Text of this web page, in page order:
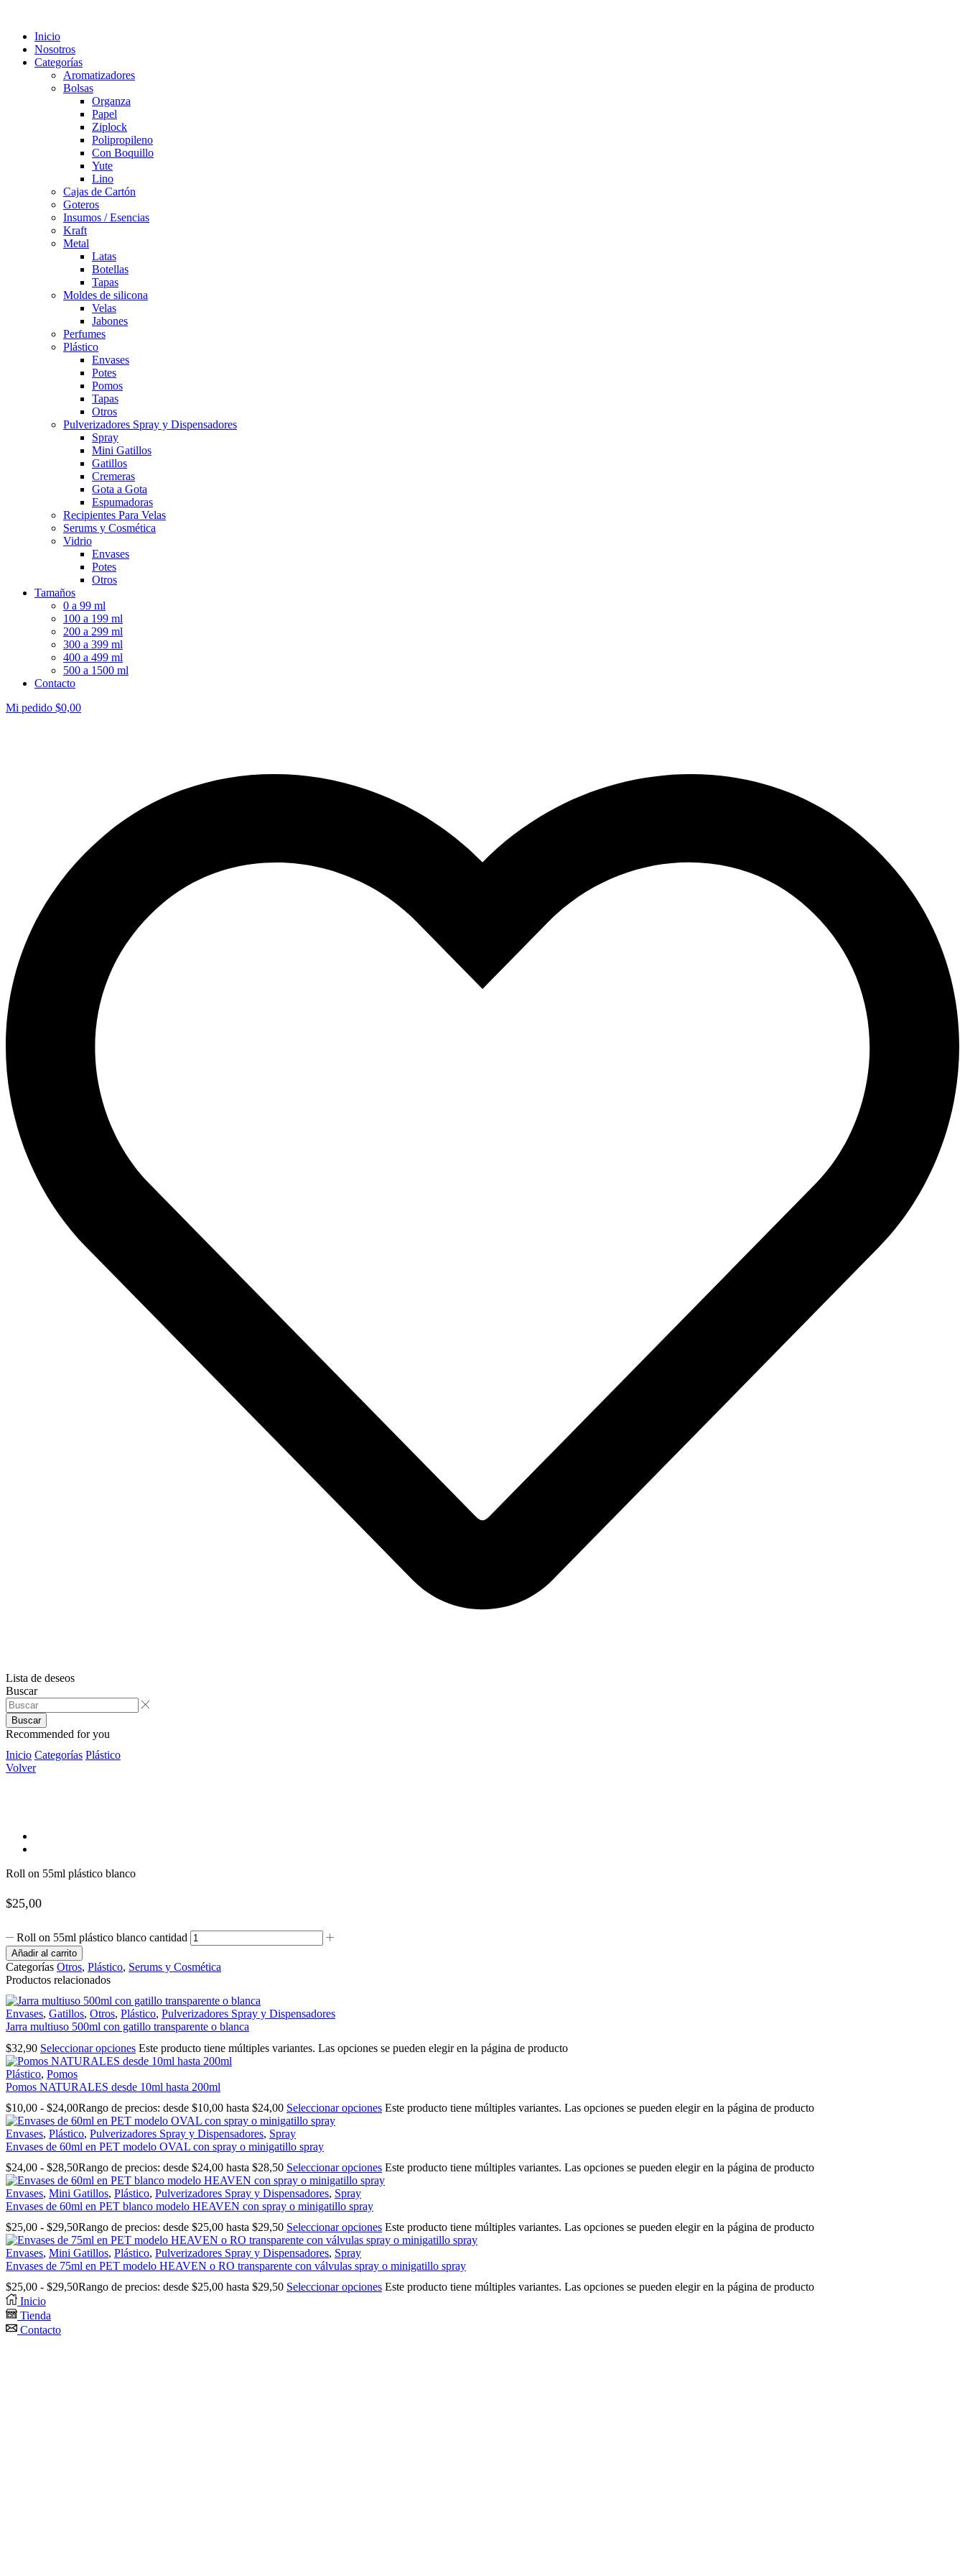
Inicio
Nosotros
Categorías
Aromatizadores
Bolsas
Organza
Papel
Ziplock
Polipropileno
Con Boquillo
Yute
Lino
Cajas de Cartón
Goteros
Insumos / Esencias
Kraft
Metal
Latas
Botellas
Tapas
Moldes de silicona
Velas
Jabones
Perfumes
Plástico
Envases
Potes
Pomos
Tapas
Otros
Pulverizadores Spray y Dispensadores
Spray
Mini Gatillos
Gatillos
Cremeras
Gota a Gota
Espumadoras
Recipientes Para Velas
Serums y Cosmética
Vidrio
Envases
Potes
Otros
Tamaños
0 a 99 ml
100 a 199 ml
200 a 299 ml
300 a 399 ml
400 a 499 ml
500 a 1500 ml
Contacto
Mi pedido $0,00
Lista de deseos
Buscar
Buscar
Recommended for you
Inicio Categorías Plástico
Volver
Roll on 55ml plástico blanco
$25,00
Roll on 55ml plástico blanco cantidad
Añadir al carrito
Categorías Otros, Plástico, Serums y Cosmética
Productos relacionados
Envases, Gatillos, Otros, Plástico, Pulverizadores Spray y Dispensadores
Jarra multiuso 500ml con gatillo transparente o blanca
$32,90 Seleccionar opciones Este producto tiene múltiples variantes. Las opciones se pueden elegir en la página de producto
Plástico, Pomos
Pomos NATURALES desde 10ml hasta 200ml
$10,00 - $24,00Rango de precios: desde $10,00 hasta $24,00 Seleccionar opciones Este producto tiene múltiples variantes. Las opciones se pueden elegir en la página de producto
Envases, Plástico, Pulverizadores Spray y Dispensadores, Spray
Envases de 60ml en PET modelo OVAL con spray o minigatillo spray
$24,00 - $28,50Rango de precios: desde $24,00 hasta $28,50 Seleccionar opciones Este producto tiene múltiples variantes. Las opciones se pueden elegir en la página de producto
Envases, Mini Gatillos, Plástico, Pulverizadores Spray y Dispensadores, Spray
Envases de 60ml en PET blanco modelo HEAVEN con spray o minigatillo spray
$25,00 - $29,50Rango de precios: desde $25,00 hasta $29,50 Seleccionar opciones Este producto tiene múltiples variantes. Las opciones se pueden elegir en la página de producto
Envases, Mini Gatillos, Plástico, Pulverizadores Spray y Dispensadores, Spray
Envases de 75ml en PET modelo HEAVEN o RO transparente con válvulas spray o minigatillo spray
$25,00 - $29,50Rango de precios: desde $25,00 hasta $29,50 Seleccionar opciones Este producto tiene múltiples variantes. Las opciones se pueden elegir en la página de producto
Inicio
Tienda
Contacto